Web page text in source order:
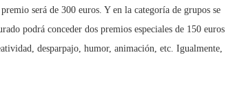
será de 300 euros. Y en la categoría de grupos se
podrá conceder dos premios especiales de 150 euros
desparpajo, humor, animación, etc. Igualmente,